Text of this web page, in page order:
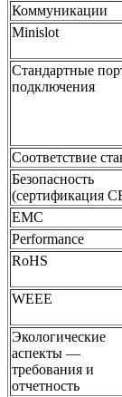
Коммуникации
Minislot
Стандартные
подключения
Соответствие
Безопасность
(сертификация
EMC
Performance
RoHS
WEEE
Экологические
аспекты —
требования и
отчетность